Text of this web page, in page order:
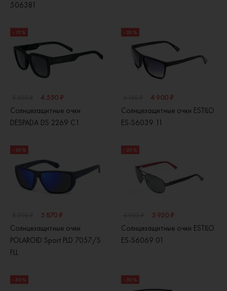
506381
- 15 %
4 550 ₽
Солнцезащитные очки
DESPADA DS 2269 C1
- 20 %
4 900 ₽
Солнцезащитные очки ESTILO
ES-S6039 11
- 30 %
5 870 ₽
Солнцезащитные очки
POLAROID Sport PLD 7057/S
FLL
- 20 %
3 920 ₽
Солнцезащитные очки ESTILO
ES-S6069 01
- 40 % - 50 %